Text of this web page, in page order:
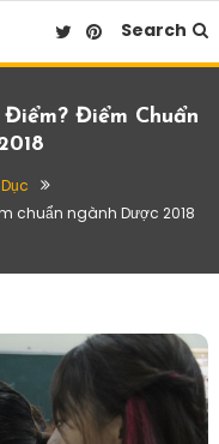
Search
Điểm Chuẩn
chuẩn ngành Dược 2018